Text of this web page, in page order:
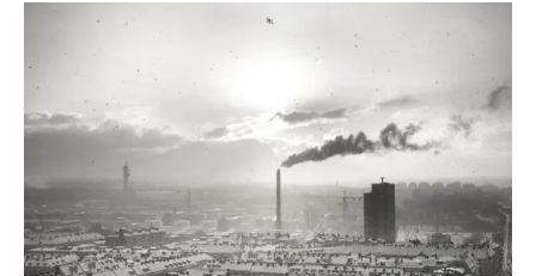
propagazione del Covid-19 nel Mondo. Cos’è il Coronavirus (e il
Covid-19) I coronavirus sono una famiglia di virus che causano
malattie che vanno da un comune raffreddore fino ad arrivare